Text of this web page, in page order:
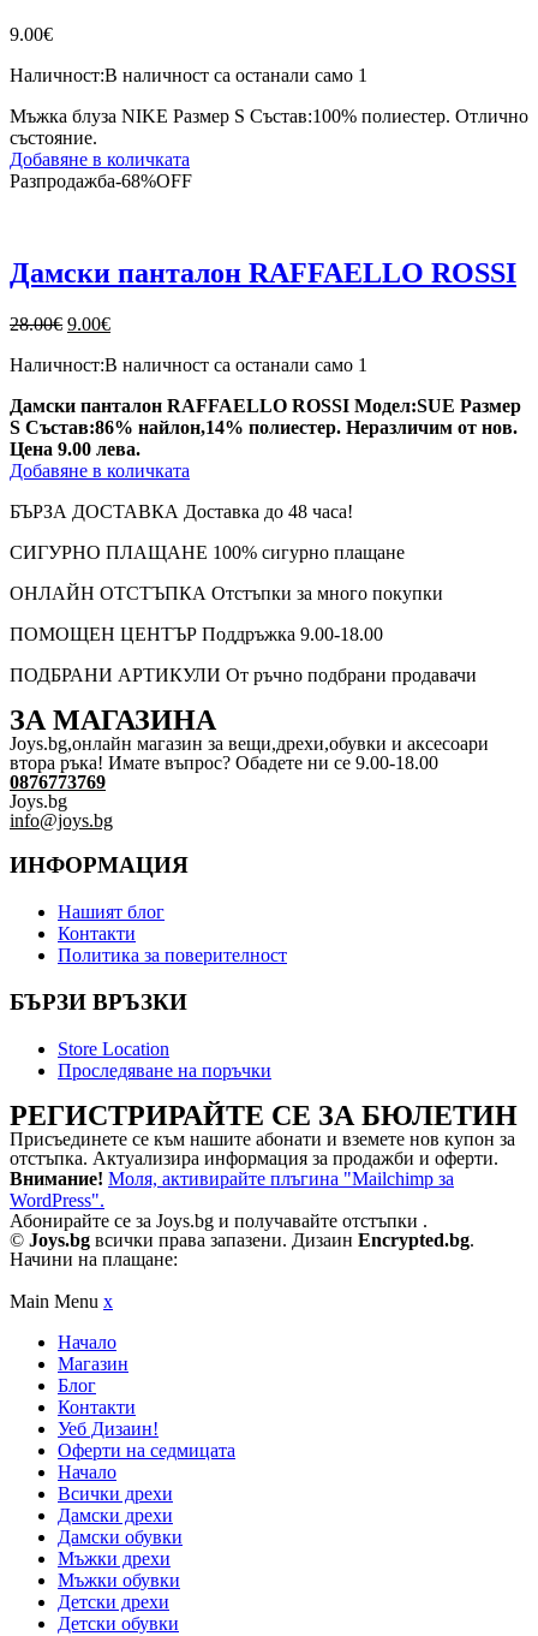
9.00€
Наличност:В наличност са останали само 1
Мъжка блуза NIKE Размер S Състав:100% полиестер. Отлично
състояние.
Добавяне в количката
Разпродажба-68%OFF
Дамски панталон RAFFAELLO ROSSI
28.00€ Original
was:
9.00€Текущата
е:
Наличност:В наличност са останали само 1
Дамски панталон RAFFAELLO ROSSI Модел:SUE Размер
S Състав:86% найлон,14% полиестер. Неразличим от нов.
Цена 9.00 лева.
Добавяне в количката
БЪРЗА ДОСТАВКА Доставка до 48 часа!
СИГУРНО ПЛАЩАНЕ 100% сигурно плащане
ОНЛАЙН ОТСТЪПКА Отстъпки за много покупки
ПОМОЩЕН ЦЕНТЪР Поддръжка 9.00-18.00
ПОДБРАНИ АРТИКУЛИ От ръчно подбрани продавачи
ЗА МАГАЗИНА
Joys.bg,oнлайн магазин за вещи,дрехи,обувки и аксесоари
втора ръка! Имате въпрос? Обадете ни се 9.00-18.00
0876773769
Joys.bg
info@joys.bg
ИНФОРМАЦИЯ
Нашият блог
Контакти
Политика за поверителност
БЪРЗИ ВРЪЗКИ
Store Location
Проследяване на поръчки
РЕГИСТРИРАЙТЕ СЕ ЗА БЮЛЕТИН
Присъединете се към нашите абонати и вземете нов купон за
отстъпка. Актуализира информация за продажби и оферти.
Внимание! Моля, активирайте плъгина "Mailchimp за
WordPress".
Абонирайте се за Joys.bg и получавайте отстъпки .
© Joys.bg всички права запазени. Дизаин Encrypted.bg.
Начини на плащане:
Main Menu x
Начало
Магазин
Блог
Контакти
Уеб Дизаин!
Оферти на седмицата
Начало
Всички дрехи
Дамски дрехи
Дамски обувки
Мъжки дрехи
Мъжки обувки
Детски дрехи
Детски обувки